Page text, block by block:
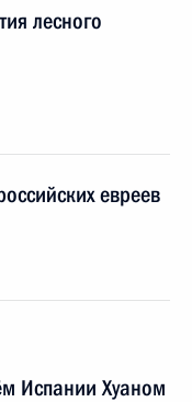
лесного
евреев
Испании Хуаном